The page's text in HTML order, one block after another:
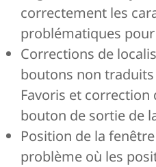
correctement les
problématiques
Corrections de
boutons non
Favoris et
bouton de sortie de
Position de la
problème où les